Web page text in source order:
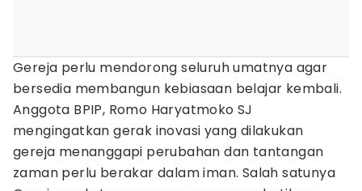
Gereja perlu mendorong seluruh umatnya agar
bersedia membangun kebiasaan belajar kembali.
Anggota BPIP, Romo Haryatmoko SJ
mengingatkan gerak inovasi yang dilakukan
gereja menanggapi perubahan dan tantangan
zaman perlu berakar dalam iman. Salah satunya